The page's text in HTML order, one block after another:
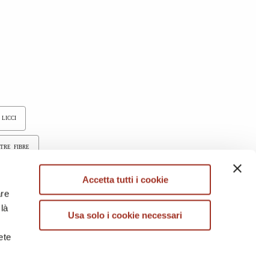
Accetta tutti i cookie
Usa solo i cookie necessari
LICCI
FIBRE